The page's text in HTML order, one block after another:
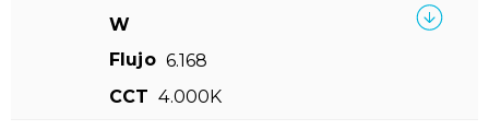
W
Flujo 6.168
CCT 4.000K